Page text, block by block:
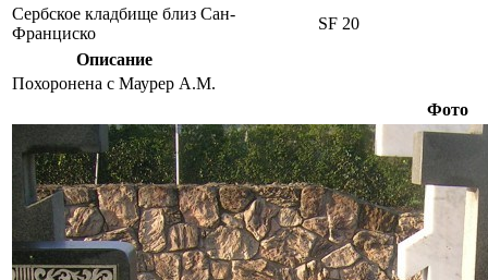
Сербское кладбище близ Сан-
Франциско
SF 20
Описание
Похоронена с Маурер А.М.
Фото